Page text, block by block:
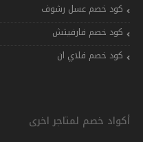
كود خصم عسل رشوف
كود خصم فارفيتش
كود خصم فلاي ان
أكواد خصم لمتاجر اخرى